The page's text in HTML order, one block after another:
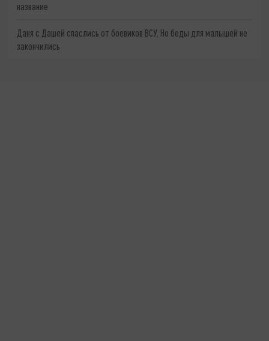
название
Даня с Дашей спаслись от боевиков ВСУ. Но беды для малышей не
закончились